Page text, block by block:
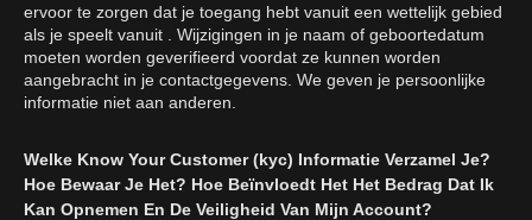
ervoor te zorgen dat je toegang hebt vanuit een wettelijk gebied
als je speelt vanuit . Wijzigingen in je naam of geboortedatum
moeten worden geverifieerd voordat ze kunnen worden
aangebracht in je contactgegevens. We geven je persoonlijke
informatie niet aan anderen.
Welke Know Your Customer (kyc) Informatie Verzamel Je?
Hoe Bewaar Je Het? Hoe Beïnvloedt Het Het Bedrag Dat Ik
Kan Opnemen En De Veiligheid Van Mijn Account?